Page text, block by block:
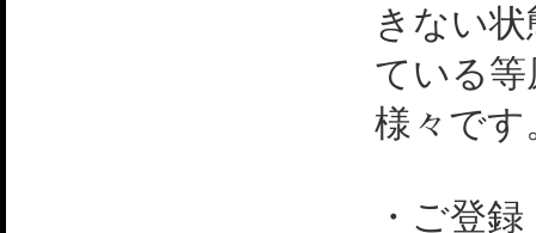
きない
ている
様々です
・ご登